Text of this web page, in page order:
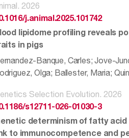
2026
j.animal.2025.101742
lipidome profiling reveals
in pigs
Banque, Carles; Jove-
Olga; Ballester, Maria;
Selection Evolution. 2026
s12711-026-01030-3
determinism of fatty acid
to immunocompetence and